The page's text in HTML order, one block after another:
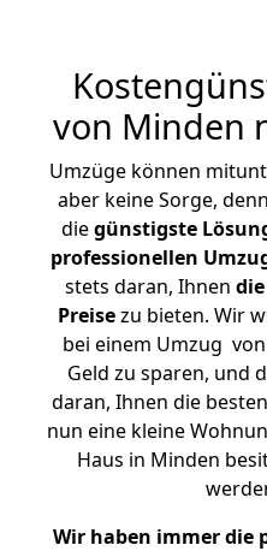
von Minden
Umzüge können
aber keine Sorge,
diegünstigste
professionellen
stets daran, Ihnen
Preisezu bieten. Wir
bei einem Umzug
Geld zu sparen, und
daran, Ihnen die
nun eine kleine
Haus in Minden
Wir haben immer die